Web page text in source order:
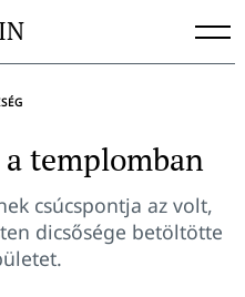
templomban
csúcspontja az volt,
dicsősége betöltötte